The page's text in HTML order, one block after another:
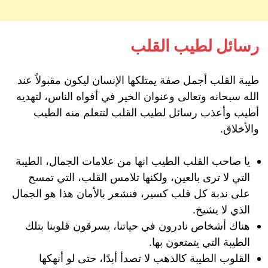
رسائل لطيب القلب
طيبة القلب أجمل صفة يمتلكها الإنسان ليكون مقبولاً عند
الله سبحانه وتعالى وعنوان الخير في أفواه الناس، لتهديه
أطيب وأعذب رسائل لطيب القلب لتتعلم منه الطيب
والأخلاق.
يا صاحب القلب الطيب انها من علامات الجمال، الطيبة
التي لا ترى بالعين، ولكنها تلامس القلب، التي تمسح
على ندبة كل قلب كسير، فنشعر بالأمان هذا هو الجمال
الذي لا يشيخ.
هناك أشخاص نادرون في حياتنا، يسرقون قلوبنا بتلك
الطيبة التي يتمتعون بها.
القلوب الطيبة كالذهب لا تصدأ أبدًا، حتى لو أنهكها